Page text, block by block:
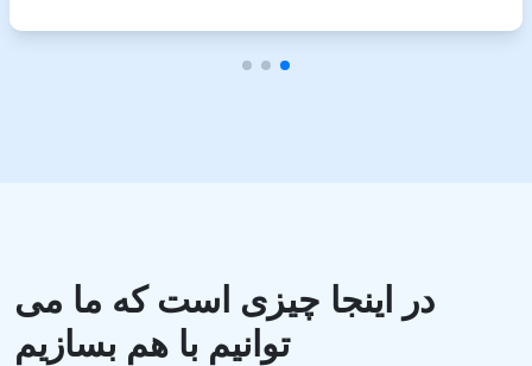
در اینجا چیزی است که ما می
توانیم با هم بسازیم